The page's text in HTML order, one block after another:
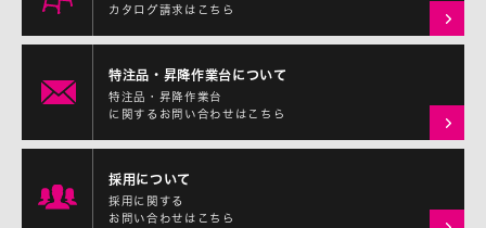
カタログ請求はこちら
特注品・昇降作業台について
特注品・昇降作業台
に関するお問い合わせはこちら
採用について
採用に関する
お問い合わせはこちら